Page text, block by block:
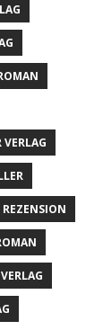
VERLAG
REZENSION